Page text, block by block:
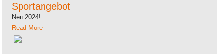
Sportangebot
Neu 2024!
Read More